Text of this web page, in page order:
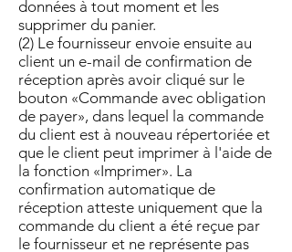
données à tout moment et les
supprimer du panier.
(2) Le fournisseur envoie ensuite au
client un e-mail de confirmation de
réception après avoir cliqué sur le
bouton «Commande avec obligation
de payer», dans lequel la commande
du client est à nouveau répertoriée et
que le client peut imprimer à l'aide de
la fonction «Imprimer». La
confirmation automatique de
réception atteste uniquement que la
commande du client a été reçue par
le fournisseur et ne représente pas